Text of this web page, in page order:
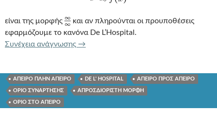
είναι της μορφής
και αν πληρούνται οι προυποθέσεις
εφαρμόζουμε το κανόνα De L’Hospital.
Συνέχεια ανάγνωσης ΚΑΝΟΝΕΣ DE L HOSPITAL
→
ΑΠΕΙΡΟ ΠΛΗΝ ΑΠΕΙΡΟ DE L' HOSPITAL ΑΠΕΙΡΟ ΠΡΟΣ ΑΠΕΙΡΟ
ΟΡΙΟ ΣΥΝΑΡΤΗΣΗΣ ΑΠΡΟΣΔΙΟΡΙΣΤΗ ΜΟΡΦΗ
ΟΡΙΟ ΣΤΟ ΑΠΕΙΡΟ